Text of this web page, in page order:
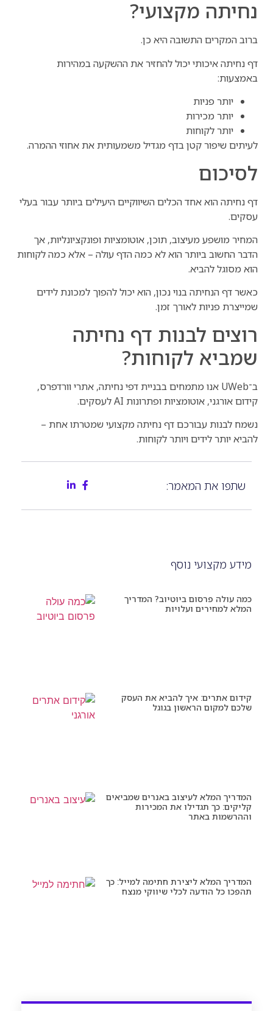
נחיתה מקצועי?
ברוב המקרים התשובה היא כן.
דף נחיתה איכותי יכול להחזיר את ההשקעה במהירות
באמצעות:
יותר פניות
יותר מכירות
יותר לקוחות
לעיתים שיפור קטן בדף מגדיל משמעותית את אחוזי ההמרה.
לסיכום
דף נחיתה הוא אחד הכלים השיווקיים היעילים ביותר עבור בעלי
עסקים.
המחיר מושפע מעיצוב, תוכן, אוטומציות ופונקציונליות, אך
הדבר החשוב ביותר הוא לא כמה הדף עולה – אלא כמה לקוחות
הוא מסוגל להביא.
כאשר דף הנחיתה בנוי נכון, הוא יכול להפוך למכונת לידים
שמייצרת פניות לאורך זמן.
רוצים לבנות דף נחיתה
שמביא לקוחות?
ב־UWeb אנו מתמחים בבניית דפי נחיתה, אתרי וורדפרס,
קידום אורגני, אוטומציות ופתרונות AI לעסקים.
נשמח לבנות עבורכם דף נחיתה מקצועי שמטרתו אחת –
להביא יותר לידים ויותר לקוחות.
שתפו את המאמר:
מידע מקצועי נוסף
כמה עולה פרסום ביוטיוב? המדריך
המלא למחירים ועלויות
קידום אתרים: איך להביא את העסק
שלכם למקום הראשון בגוגל
המדריך המלא לעיצוב באנרים שמביאים
קליקים: כך תגדילו את המכירות
וההרשמות באתר
המדריך המלא ליצירת חתימה למייל: כך
תהפכו כל הודעה לכלי שיווקי מנצח